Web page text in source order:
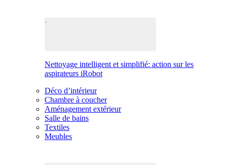
Nettoyage intelligent et simplifié: action sur les
aspirateurs iRobot
Déco d’intérieur
Chambre à coucher
Aménagement extérieur
Salle de bains
Textiles
Meubles